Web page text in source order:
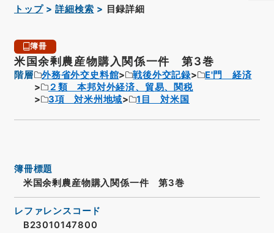
トップ 詳細検索 目録詳細
簿冊
米国余剰農産物購入関係一件 第3巻
階層 外務省外交史料館 戦後外交記録
E'門 経済
２類 本邦対外経済、貿易、関税
3項 対米州地域
1目 対米国
簿冊標題
米国余剰農産物購入関係一件 第3巻
レファレンスコード
B23010147800